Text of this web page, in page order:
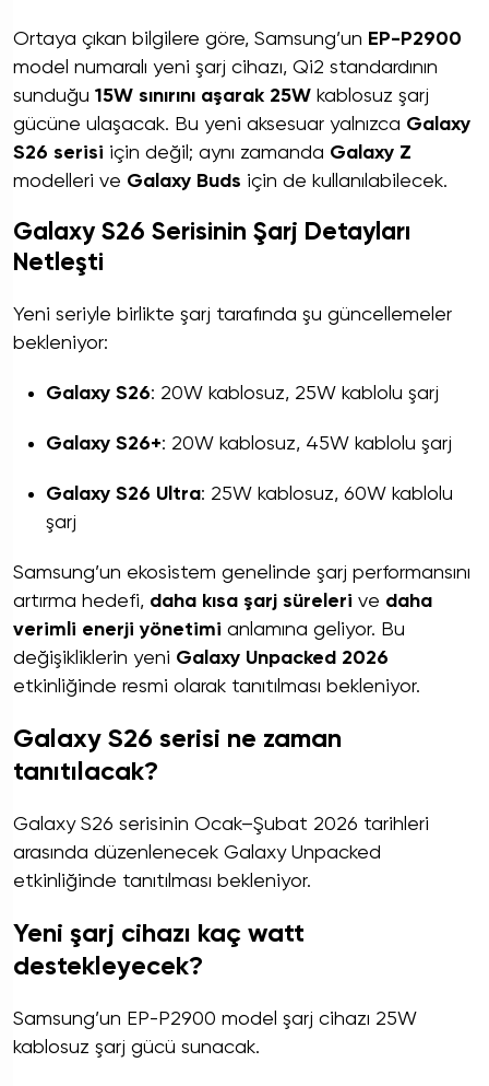
Ortaya çıkan bilgilere göre, Samsung’un EP-P2900
model numaralı yeni şarj cihazı, Qi2 standardının
sunduğu 15W sınırını aşarak 25W kablosuz şarj
gücüne ulaşacak. Bu yeni aksesuar yalnızca Galaxy
S26 serisi için değil; aynı zamanda Galaxy Z
modelleri ve Galaxy Buds için de kullanılabilecek.
Galaxy S26 Serisinin Şarj Detayları
Netleşti
Yeni seriyle birlikte şarj tarafında şu güncellemeler
bekleniyor:
Galaxy S26: 20W kablosuz, 25W kablolu şarj
Galaxy S26+: 20W kablosuz, 45W kablolu şarj
Galaxy S26 Ultra: 25W kablosuz, 60W kablolu
şarj
Samsung’un ekosistem genelinde şarj performansını
artırma hedefi, daha kısa şarj süreleri ve daha
verimli enerji yönetimi anlamına geliyor. Bu
değişikliklerin yeni Galaxy Unpacked 2026
etkinliğinde resmi olarak tanıtılması bekleniyor.
Galaxy S26 serisi ne zaman
tanıtılacak?
Galaxy S26 serisinin Ocak–Şubat 2026 tarihleri
arasında düzenlenecek Galaxy Unpacked
etkinliğinde tanıtılması bekleniyor.
Yeni şarj cihazı kaç watt
destekleyecek?
Samsung’un EP-P2900 model şarj cihazı 25W
kablosuz şarj gücü sunacak.